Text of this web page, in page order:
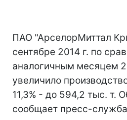
ПАО "АрселорМиттал
сентябре 2014 г. по
аналогичным месяцем
увеличило
11,3% - до 594,2 тыс. т.
сообщает пресс-